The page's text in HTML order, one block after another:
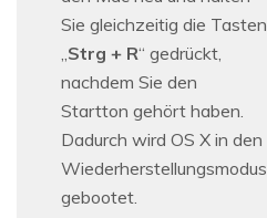
Sie gleichzeitig die Tasten
„Strg + R“ gedrückt,
nachdem Sie den
Startton gehört haben.
Dadurch wird OS X in den
Wiederherstellungsmodus
gebootet.